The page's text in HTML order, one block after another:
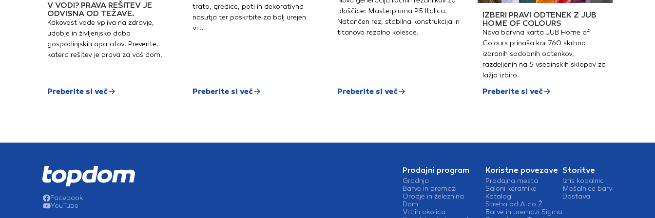
V VODI? PRAVA REŠITEV JE
ODVISNA OD TEŽAVE.
Kakovost vode vpliva na zdravje,
udobje in življenjsko dobo
gospodinjskih aparatov. Preverite,
katera rešitev je prava za vaš dom.
Preberite si več
trato, gredice, poti in dekorativna
nasutja ter poskrbite za bolj urejen
vrt.
Preberite si več
ploščice: Masterpiuma P5 Italica.
Natančen rez, stabilna konstrukcija in
titanovo rezalno kolesce.
Preberite si več
IZBERI PRAVI ODTENEK Z JUB
HOME OF COLOURS
Nova barvna karta JUB Home of
Colours prinaša kar 760 skrbno
izbranih sodobnih odtenkov,
razdeljenih na 5 vsebinskih sklopov za
lažjo izbiro.
Preberite si več
Facebook
YouTube
Prodajni program
Gradnja
Barve in premazi
Orodje in železnina
Dom
Vrt in okolica
Koristne povezave
Prodajna mesta
Saloni keramike
Katalogi
Streha od A do Ž
Barve in premazi Sigma
Storitve
Izris kopalnic
Mešalnice barv
Dostava